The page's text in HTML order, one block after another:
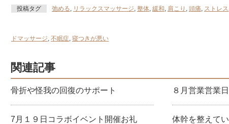
投稿タグ 弛める, リラックスマッサージ, 整体, 緩和, 肩こり , 頭痛, ストレス
ドマッサージ, 不眠症, 寝つきが悪い
関連記事
骨折や怪我の回復のサポート ８月営業営業
7月１９日コラボイベント開催お礼 体幹を整えて